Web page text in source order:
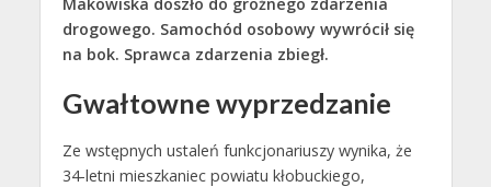
drogowego. Samochód osobowy wywrócił się
na bok. Sprawca zdarzenia zbiegł.
Gwałtowne wyprzedzanie
Ze wstępnych ustaleń funkcjonariuszy wynika, że
34-letni mieszkaniec powiatu kłobuckiego,